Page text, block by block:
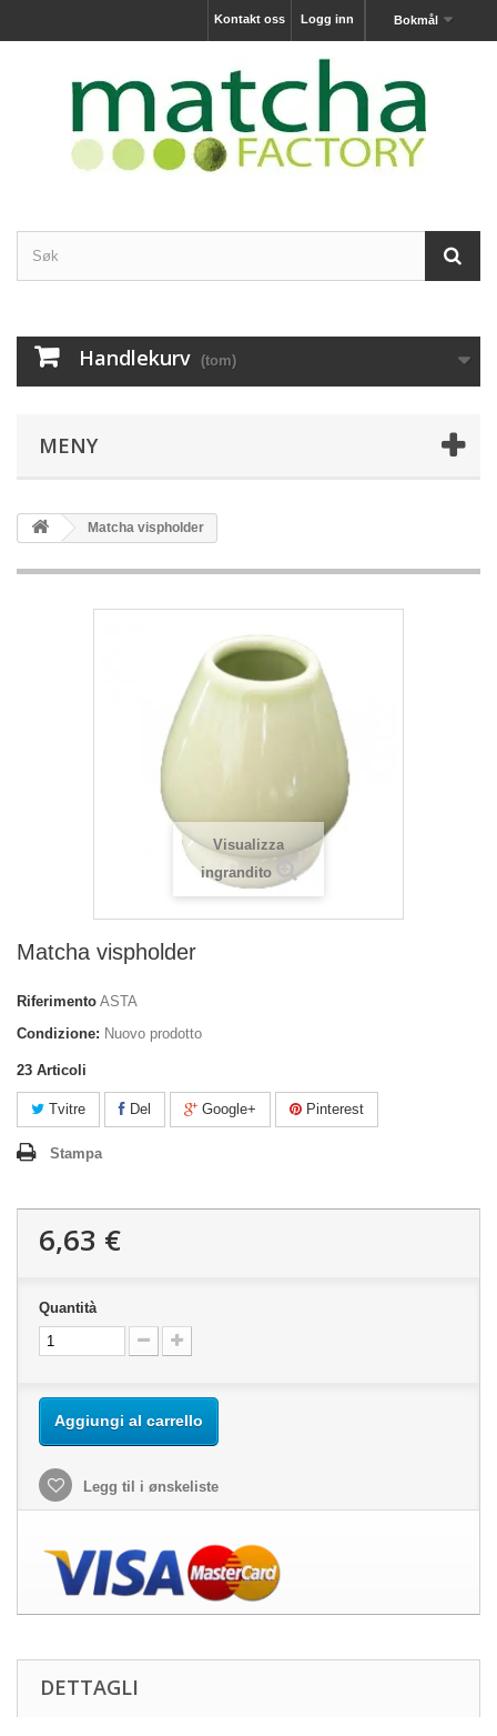
Bokmål
Logg inn
Kontakt oss
Handlekurv (tom)
MENY
Matcha vispholder
Visualizza
ingrandito
Matcha vispholder
Riferimento ASTA
Condizione: Nuovo prodotto
23 Articoli
Tvitre Del Google+ Pinterest
Stampa
6,63 €
Quantità
Aggiungi al carrello
Legg til i ønskeliste
DETTAGLI